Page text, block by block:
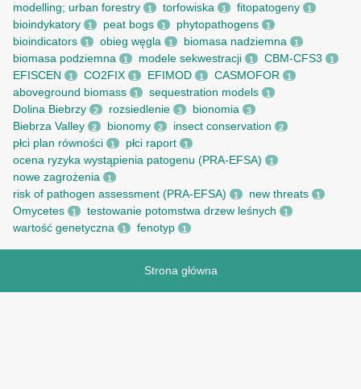
modelling; urban forestry 1 torfowiska 1 fitopatogeny 1
bioindykatory 1 peat bogs 1 phytopathogens 1
bioindicators 1 obieg węgla 1 biomasa nadziemna 1
biomasa podziemna 1 modele sekwestracji 1 CBM-CFS3 1
EFISCEN 1 CO2FIX 1 EFIMOD 1 CASMOFOR 1
aboveground biomass 1 sequestration models 1
Dolina Biebrzy 2 rozsiedlenie 3 bionomia 3
Biebrza Valley 2 bionomy 2 insect conservation 2
płci plan równości 1 płci raport 1
ocena ryzyka wystąpienia patogenu (PRA-EFSA) 1
nowe zagrożenia 1
risk of pathogen assessment (PRA-EFSA) 1 new threats 1
Omycetes 1 testowanie potomstwa drzew leśnych 1
wartość genetyczna 1 fenotyp 1
Strona główna